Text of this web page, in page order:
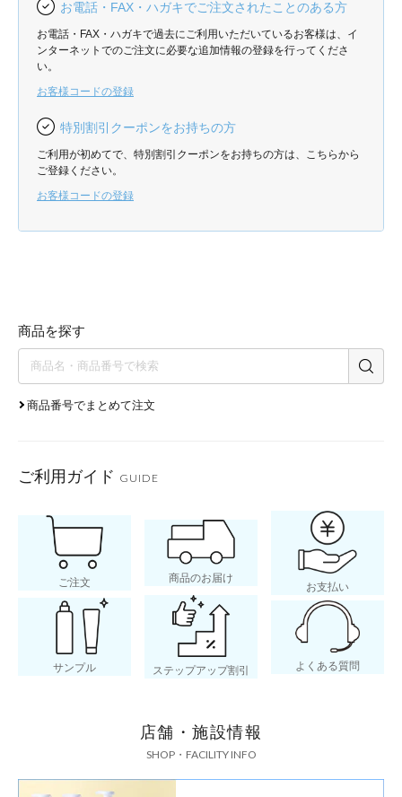
お電話・FAX・ハガキでご注文されたことのある方
お電話・FAX・ハガキで過去にご利用いただいているお客様は、イ
ンターネットでのご注文に必要な追加情報の登録を行ってくださ
い。
お客様コードの登録
特別割引クーポンをお持ちの方
ご利用が初めてで、特別割引クーポンをお持ちの方は、こちらから
ご登録ください。
お客様コードの登録
商品を探す
商品番号でまとめて注文
ご利用ガイド GUIDE
ご注文 商品のお届け
お支払い
サンプル ステップアップ割引 よくある質問
店舗・施設情報
SHOP・FACILITY INFO